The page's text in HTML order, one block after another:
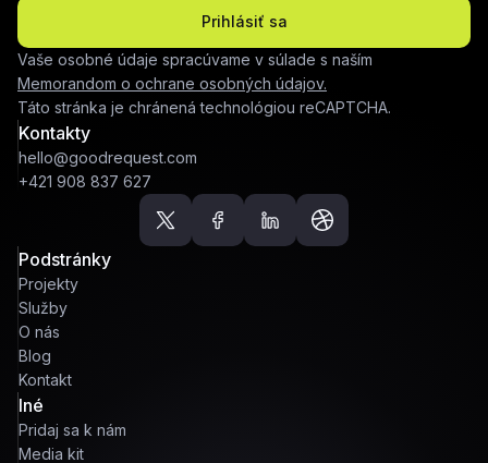
Prihlásiť sa
Vaše osobné údaje spracúvame v súlade s naším
Memorandom o ochrane osobných údajov.
Táto stránka je chránená technológiou reCAPTCHA.
Kontakty
hello@goodrequest.com
+421 908 837 627
Podstránky
Projekty
Služby
O nás
Blog
Kontakt
Iné
Pridaj sa k nám
Media kit